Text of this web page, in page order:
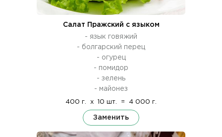
Салат Пражский с языком
- язык говяжий
- болгарский перец
- огурец
- помидор
- зелень
- майонез
400 г. x 10 шт. = 4 000 г.
Заменить